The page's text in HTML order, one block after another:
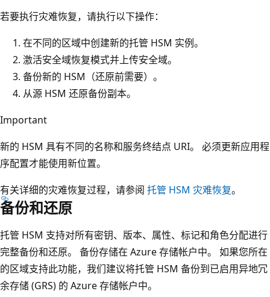
2
M
例
和
T
E
S
G
X
e
若要执行灾难恢复，请执行以下操作：
在不同的区域中创建新的托管 HSM 实例。
激活安全域恢复模式并上传安全域。
备份新的 HSM（还原前需要）。
从源 HSM 还原备份副本。
Important
新的 HSM 具有不同的名称和服务终结点 URI。 必须更新应用程
序配置才能使用新位置。
有关详细的灾难恢复过程，请参阅 托管 HSM 灾难恢复。
备份和还原
托管 HSM 支持对所有密钥、版本、属性、标记和角色分配进行
完整备份和还原。 备份存储在 Azure 存储帐户中。 如果您所在
的区域支持此功能，我们建议将托管 HSM 备份到已启用异地冗
余存储 (GRS) 的 Azure 存储帐户中。